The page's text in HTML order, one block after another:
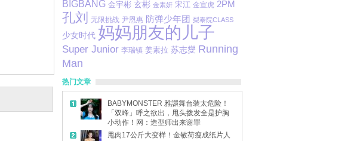
BIGBANG 金宇彬 玄彬 金素妍 宋江 金宣虎 2PM
孔刘 无限挑战 尹恩惠 防弹少年团 梨泰院CLASS
少女时代 妈妈朋友的儿子
Super Junior 李瑞镇 姜素拉 苏志燮 Running
Man
热门文章
BABYMONSTER 雅譞舞台装太危险！
「双峰」呼之欲出，甩头拨发全是护胸
小动作！网：造型师出来谢罪
甩肉17公斤大变样！金敏荷瘦成纸片人